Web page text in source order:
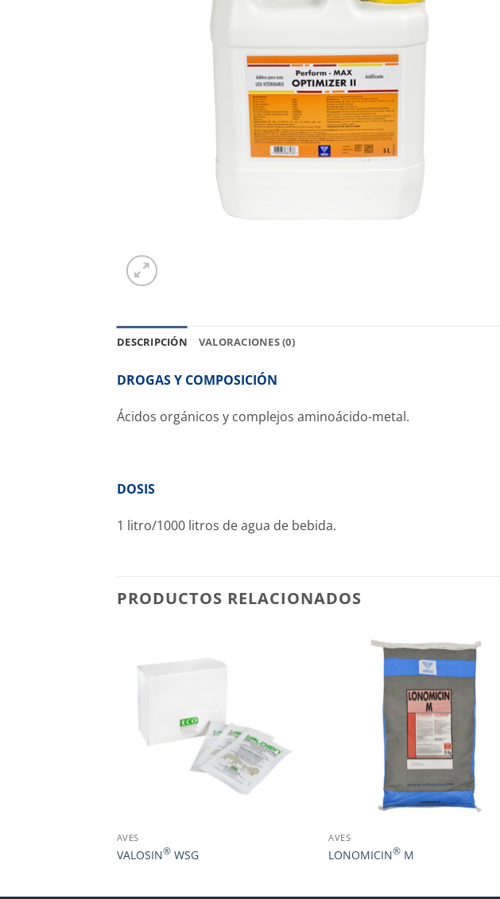
DESCRIPCIÓN VALORACIONES (0)
DROGAS Y COMPOSICIÓN
Ácidos orgánicos y complejos aminoácido-metal.
DOSIS
1 litro/1000 litros de agua de bebida.
PRODUCTOS RELACIONADOS
AVES
VALOSIN®WSG
AVES
LONOMICIN® M